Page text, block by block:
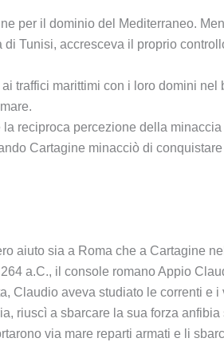
per il dominio del Mediterraneo.
Tunisi, accresceva il proprio
traffici marittimi con i loro domini
reciproca percezione della
Cartagine minacciò di
aiuto sia a Roma che a Cartagine
a.C., il console romano Appio
Claudio aveva studiato le correnti
riuscì a sbarcare la sua forza
via mare reparti armati e li